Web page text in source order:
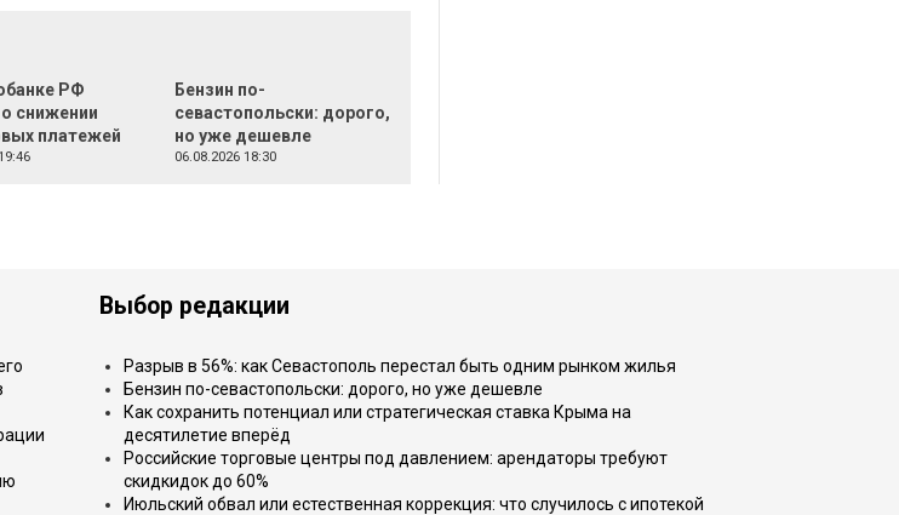
РФ
снижении
платежей
Бензин по-
севастопольски: дорого,
но уже дешевле
06.08.2026 18:30
Выбор редакции
Разрыв в 56%: как Севастополь перестал быть одним рынком жилья
Бензин по-севастопольски: дорого, но уже дешевле
Как сохранить потенциал или стратегическая ставка Крыма на
десятилетие вперёд
Российские торговые центры под давлением: арендаторы требуют
скидкидок до 60%
Июльский обвал или естественная коррекция: что случилось с ипотекой